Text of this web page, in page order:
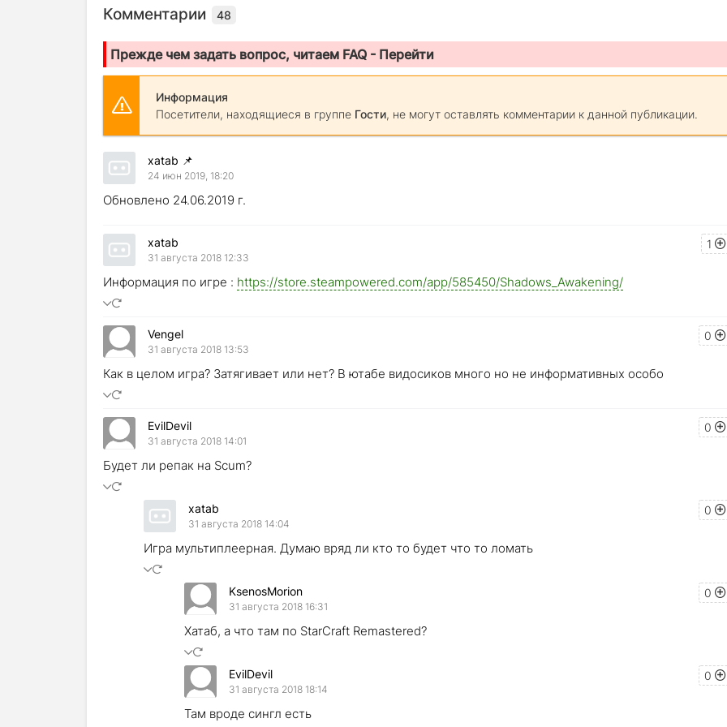
Комментарии 48
Прежде чем задать вопрос, читаем FAQ - Перейти
Информация
Посетители, находящиеся в группе Гости, не могут оставлять комментарии к данной публикации.
xatab 📌
24 июн 2019, 18:20
Обновлено 24.06.2019 г.
1
xatab
31 августа 2018 12:33
Информация по игре : https://store.steampowered.com/app/585450/Shadows_Awakening/
0
Vengel
31 августа 2018 13:53
Как в целом игра? Затягивает или нет? В ютабе видосиков много но не информативных особо
0
EvilDevil
31 августа 2018 14:01
Будет ли репак на Scum?
0
xatab
31 августа 2018 14:04
Игра мультиплеерная. Думаю вряд ли кто то будет что то ломать
0
KsenosMorion
31 августа 2018 16:31
Хатаб, а что там по StarCraft Remastered?
0
EvilDevil
31 августа 2018 18:14
Там вроде сингл есть